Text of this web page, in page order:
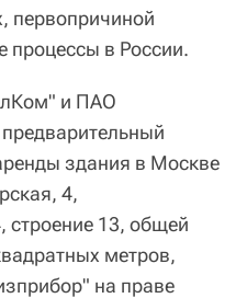
первопричиной
в России.
и ПАО
здания в Москве
4,
строение 13, общей
метров,
на праве